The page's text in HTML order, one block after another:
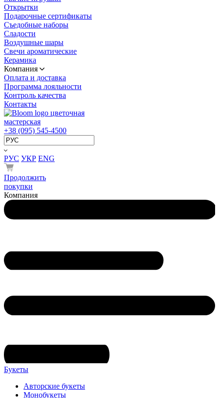
Открытки
Подарочные сертификаты
Съедобные наборы
Сладости
Воздушные шары
Свечи ароматические
Керамика
Компания
Оплата и доставка
Программа лояльности
Контроль качества
Контакты
цветочная
мастерская
+38 (095) 545-4500
РУС УКР ENG
Продолжить
покупки
Компания
Букеты
Авторские букеты
Монобукеты